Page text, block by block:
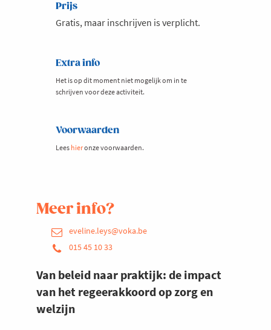
Van beleid naar praktijk: de impact
van het regeerakkoord op zorg en
welzijn
Prijs
Gratis, maar inschrijven is verplicht.
Extra info
Het is op dit moment niet mogelijk om in te
schrijven voor deze activiteit.
Voorwaarden
Lees hieronze voorwaarden.
Meer info?
eveline.leys@voka.be
015 45 10 33